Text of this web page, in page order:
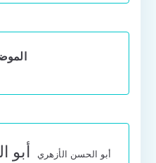
أبو الحسن الأزهري أبو